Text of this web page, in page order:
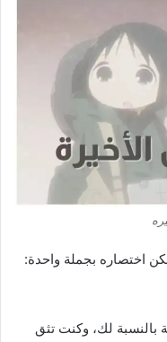
اختصاره بجملة واحدة:
بالنسبة لك، وكنت تثق